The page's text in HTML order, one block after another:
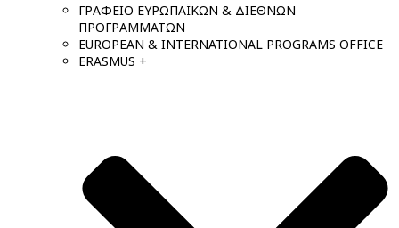
ΓΡΑΦΕΙΟ ΕΥΡΩΠΑΪΚΩΝ & ΔΙΕΘΝΩΝ
ΠΡΟΓΡΑΜΜΑΤΩΝ
EUROPEAN & INTERNATIONAL PROGRAMS OFFICE
ERASMUS +